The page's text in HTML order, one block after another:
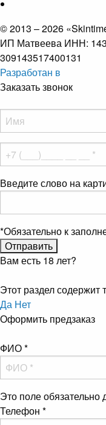
© 2013 – 2026
ИП Матвеева ИНН:
309143517400131
Разработан в
Заказать звонок
Введите слово на
*Обязательно к
Вам есть 18 лет?
Этот раздел
Да Нет
Оформить предзаказ
ФИО*
Это поле обязательно
Телефон *